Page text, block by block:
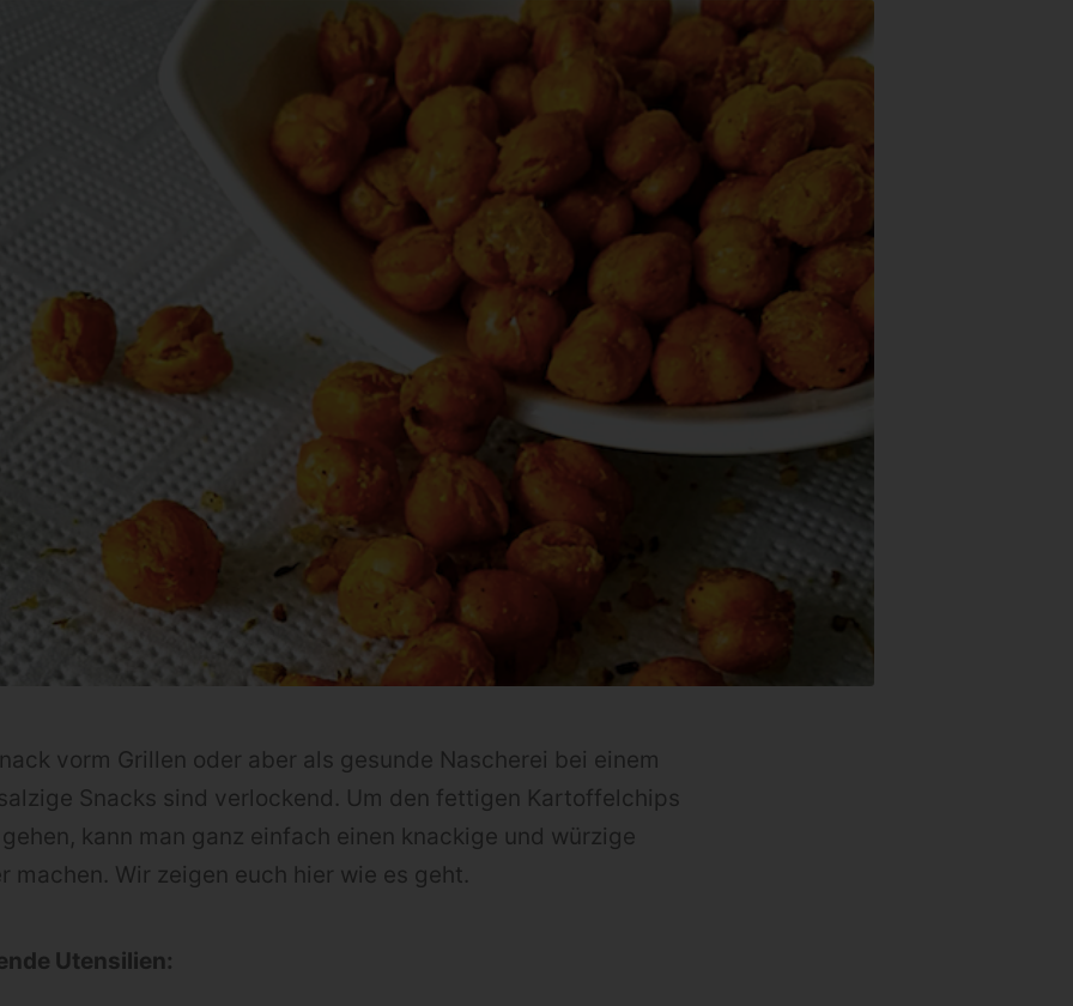
vorm Grillen oder aber als gesunde Nascherei bei einem
Snacks sind verlockend. Um den fettigen Kartoffelchips
kann man ganz einfach einen knackige und würzige
machen. Wir zeigen euch hier wie es geht.
Utensilien: